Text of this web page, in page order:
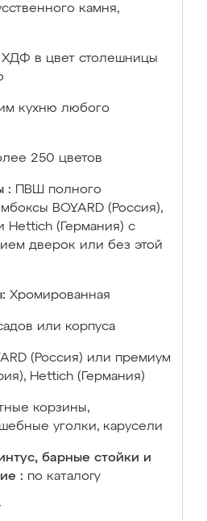
камня,
ХДФ в цвет столешницы
кухню любого
250 цветов
:
ПВШ полного
BOYARD (Россия),
Hettich (Германия) с
дверок или без этой
Хромированная
или корпуса
(Россия) или премиум
Hettich (Германия)
корзины,
уголки, карусели
барные стойки и
: по каталогу